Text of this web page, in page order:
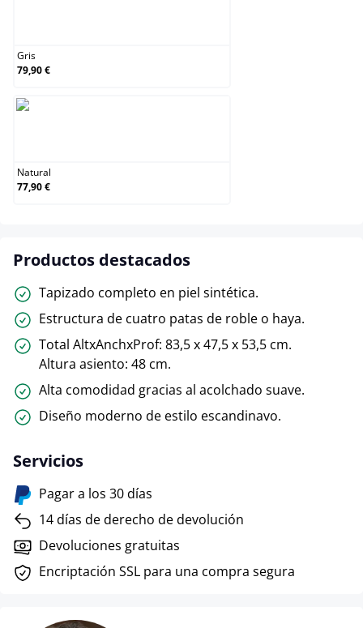
Gris
79,90 €
Natural
77,90 €
Productos destacados
Tapizado completo en piel sintética.
Estructura de cuatro patas de roble o haya.
Total AltxAnchxProf: 83,5 x 47,5 x 53,5 cm.
Altura asiento: 48 cm.
Alta comodidad gracias al acolchado suave.
Diseño moderno de estilo escandinavo.
Servicios
Pagar a los 30 días
14 días de derecho de devolución
Devoluciones gratuitas
Encriptación SSL para una compra segura